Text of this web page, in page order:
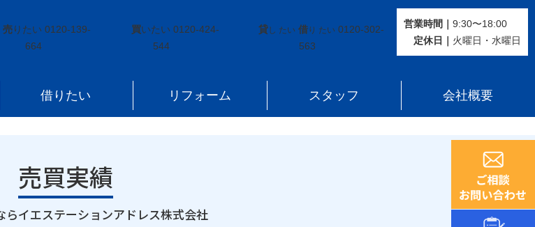
売りたい 0120-139-
664
買いたい 0120-424-
544
貸し たい 借り たい 0120-302-
563
営業時間｜ 9:30〜18:00
定休⽇｜ 火曜⽇・水曜⽇
借りたい リフォーム スタッフ 会社概要
売買実績
｜
らイエステーションアドレス株式会社